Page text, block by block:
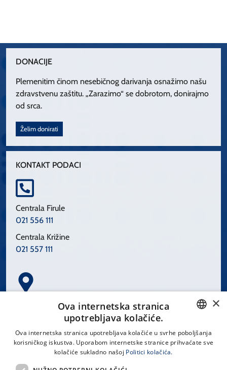
DONACIJE
Plemenitim činom nesebičnog darivanja osnažimo našu
zdravstvenu zaštitu. „Zarazimo“ se dobrotom, donirajmo
od srca.
Želim donirati
KONTAKT PODACI
Centrala Firule
021 556 111
Centrala Križine
021 557 111
Spinčićeva 1, 21000 Split
CROATIAN
×
Ova internetska stranica
upotrebljava kolačiće.
Ova internetska stranica upotrebljava kolačiće u svrhe poboljšanja
korisničkog iskustva. Uporabom internetske stranice prihvaćate sve
kolačiće sukladno našoj Politici kolačića.